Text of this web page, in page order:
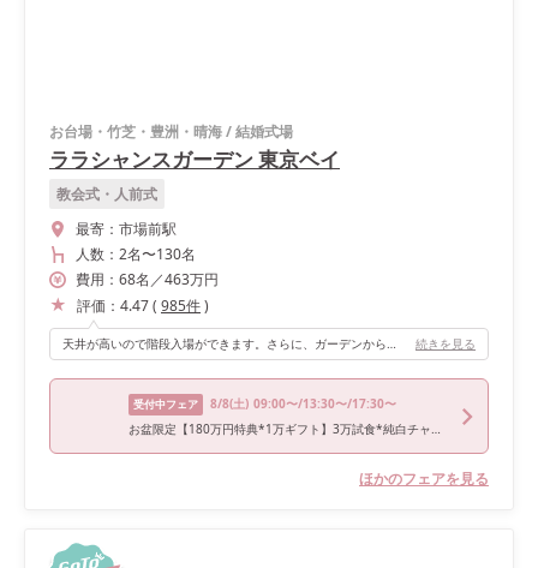
お台場・竹芝・豊洲・晴海/結婚式場
ララシャンスガーデン 東京ベイ
教会式・人前式
最寄： 市場前駅
人数： 2名〜130名
費用： 68名 ／463万円
評価： 4.47( 985件)
天井が高いので階段入場ができます。さらに、ガーデンからも入場ができるので、入場する場所が一ヶ所じゃないところが良いなと思ったポイントです♡ 正面は全体がガラスになっていて、開放感があり時間が良ければレインボーブリッジや夕日が綺麗に見えるのでロケーションが最高です！！ 続きを見る
受付中フェア 8/8(土) 09:00〜/13:30〜/17:30〜
お盆限定【180万円特典*1万ギフト】3万試食*純白チャペル体験
ほかのフェアを見る